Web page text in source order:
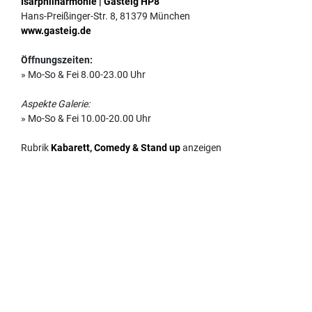
Hans-Preißinger-Str. 8, 81379 München
www.gasteig.de
Öffnungszeiten:
» Mo-So & Fei 8.00-23.00 Uhr
Aspekte Galerie:
» Mo-So & Fei 10.00-20.00 Uhr
RubrikKabarett, Comedy & Stand upanzeigen